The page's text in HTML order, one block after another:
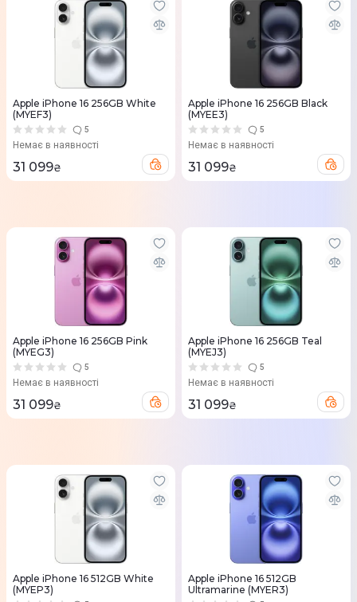
Apple iPhone 16 256GB White
(MYEF3)
5
Немає в наявності
31 099₴
Apple iPhone 16 256GB Black
(MYEE3)
5
Немає в наявності
31 099₴
Apple iPhone 16 256GB Pink
(MYEG3)
5
Немає в наявності
31 099₴
Apple iPhone 16 256GB Teal
(MYEJ3)
5
Немає в наявності
31 099₴
Apple iPhone 16 512GB White
(MYEP3)
Apple iPhone 16 512GB
Ultramarine (MYER3)